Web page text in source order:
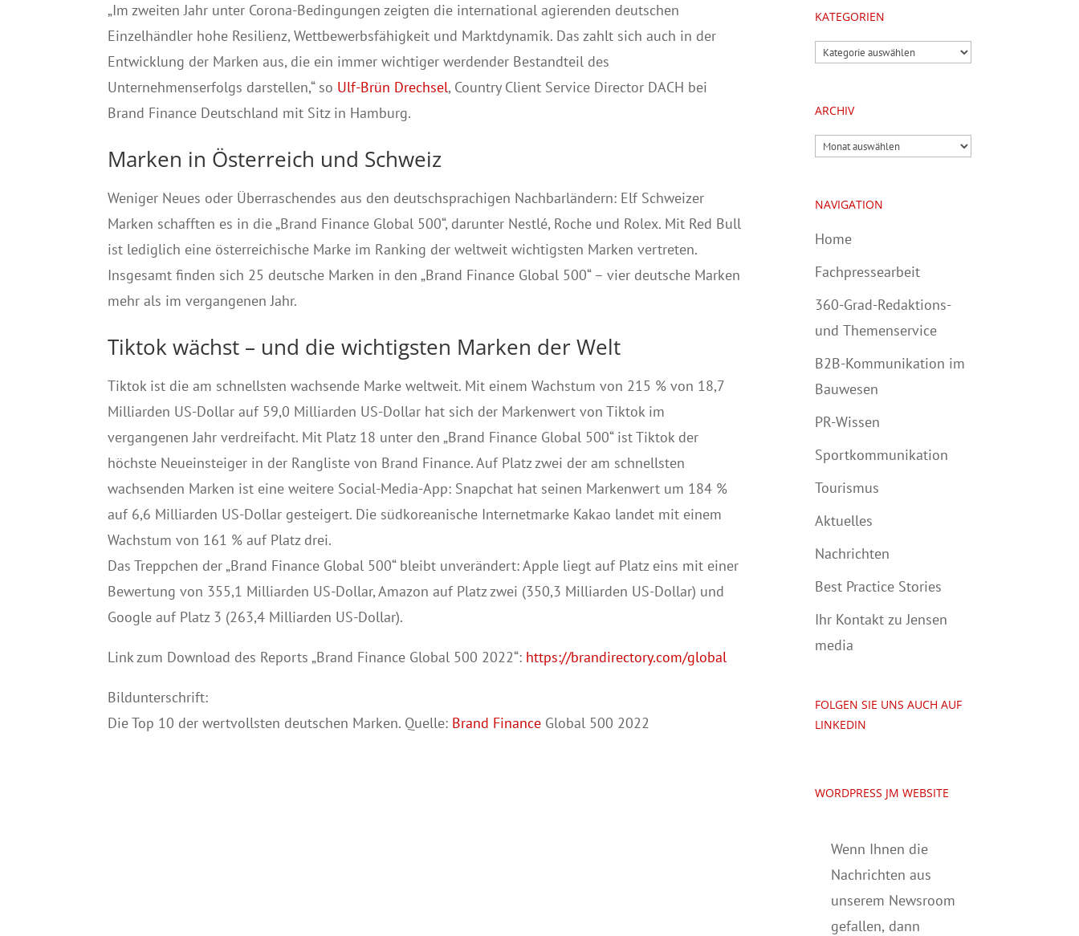
„Im zweiten Jahr unter Corona-Bedingungen zeigten die international agierenden deutschen
Einzelhändler hohe Resilienz, Wettbewerbsfähigkeit und Marktdynamik. Das zahlt sich auch in der
Entwicklung der Marken aus, die ein immer wichtiger werdender Bestandteil des
Unternehmenserfolgs darstellen,“ so Ulf-Brün Drechsel, Country Client Service Director DACH bei
Brand Finance Deutschland mit Sitz in Hamburg.
Marken in Österreich und Schweiz
Weniger Neues oder Überraschendes aus den deutschsprachigen Nachbarländern: Elf Schweizer
Marken schafften es in die „Brand Finance Global 500“, darunter Nestlé, Roche und Rolex. Mit Red Bull
ist lediglich eine österreichische Marke im Ranking der weltweit wichtigsten Marken vertreten.
Insgesamt finden sich 25 deutsche Marken in den „Brand Finance Global 500“ – vier deutsche Marken
mehr als im vergangenen Jahr.
Tiktok wächst – und die wichtigsten Marken der Welt
Tiktok ist die am schnellsten wachsende Marke weltweit. Mit einem Wachstum von 215 % von 18,7
Milliarden US-Dollar auf 59,0 Milliarden US-Dollar hat sich der Markenwert von Tiktok im
vergangenen Jahr verdreifacht. Mit Platz 18 unter den „Brand Finance Global 500“ ist Tiktok der
höchste Neueinsteiger in der Rangliste von Brand Finance. Auf Platz zwei der am schnellsten
wachsenden Marken ist eine weitere Social-Media-App: Snapchat hat seinen Markenwert um 184 %
auf 6,6 Milliarden US-Dollar gesteigert. Die südkoreanische Internetmarke Kakao landet mit einem
Wachstum von 161 % auf Platz drei.
Das Treppchen der „Brand Finance Global 500“ bleibt unverändert: Apple liegt auf Platz eins mit einer
Bewertung von 355,1 Milliarden US-Dollar, Amazon auf Platz zwei (350,3 Milliarden US-Dollar) und
Google auf Platz 3 (263,4 Milliarden US-Dollar).
Link zum Download des Reports „Brand Finance Global 500 2022“: https://brandirectory.com/global
Bildunterschrift:
Die Top 10 der wertvollsten deutschen Marken. Quelle: Brand Finance Global 500 2022
KATEGORIEN
Kategorien
ARCHIV
Archiv
NAVIGATION
Home
Fachpressearbeit
360-Grad-Redaktions-
und Themenservice
B2B-Kommunikation im
Bauwesen
PR-Wissen
Sportkommunikation
Tourismus
Aktuelles
Nachrichten
Best Practice Stories
Ihr Kontakt zu Jensen
media
FOLGEN SIE UNS AUCH AUF
LINKEDIN
WORDPRESS JM WEBSITE
Wenn Ihnen die
Nachrichten aus
unserem Newsroom
gefallen, dann